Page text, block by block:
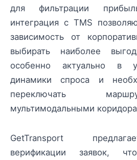
для фильтрации
интеграция с TMS
зависимость от
выбирать наиболее
особенно актуально в
динамики спроса и
переключать
мультимодальными
GetTransport
верификации заявок,